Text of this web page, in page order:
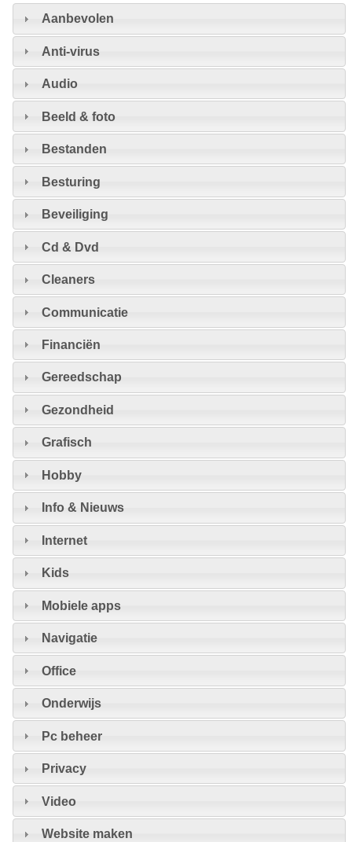
Aanbevolen
Anti-virus
Audio
Beeld & foto
Bestanden
Besturing
Beveiliging
Cd & Dvd
Cleaners
Communicatie
Financiën
Gereedschap
Gezondheid
Grafisch
Hobby
Info & Nieuws
Internet
Kids
Mobiele apps
Navigatie
Office
Onderwijs
Pc beheer
Privacy
Video
Website maken